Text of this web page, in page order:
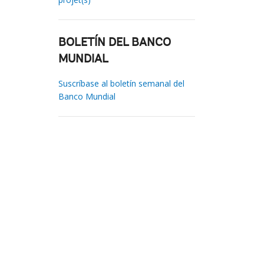
BOLETÍN DEL BANCO
MUNDIAL
Suscríbase al boletín semanal del
Banco Mundial